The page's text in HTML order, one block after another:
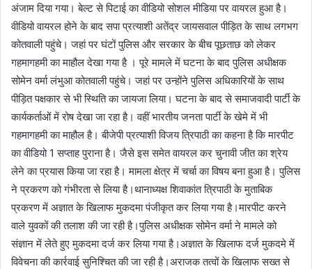
अंजाम दिया गया। बेल्ट से पिटाई का वीडियो सोशल मीडिया पर वायरल हुआ है।
वीडियो वायरल होने के बाद सपा प्रत्याशी अतेंद्र जायसवाल पीड़ित के साथ लगभग
कोतवाली पहुंचे। जहां पर घंटों पुलिस और सरकार के बीच पूछताछ को लेकर
गहमागहमी का माहौल देखा गया है । पूरे मामले में घटना के बाद पुलिस अधीक्षक
सोमेन वर्मा लंभुआ कोतवाली पहुंचे। जहां पर उन्होंने पुलिस अधिकारियों के साथ
पीड़ित पक्षकार से भी स्थिति का जायजा लिया। घटना के बाद से समाजवादी पार्टी के
कार्यकर्ताओं में रोष देखा जा रहा है। वहीं भारतीय जनता पार्टी के खेमे में भी
गहमागहमी का माहौल है। बीजेपी प्रत्याशी विजय त्रिपाठी का कहना है कि मारपीट
का वीडियो 1 सप्ताह पुराना है। जैसे इस समेत वायरल कर चुनावी जीत का श्रेय
लेने का प्रयास किया जा रहा है। मामला क्षेत्र में चर्चा का विषय बना हुआ है। पुलिस
ने प्रकरण को गंभीरता से लिया है।थानाध्यक्ष शिवाकांत त्रिपाठी के मुताबिक
प्रकरण में अज्ञात के खिलाफ मुकदमा पंजीकृत कर लिया गया है।मारपीट करने
वाले युवकों की तलाश की जा रही है।पुलिस अधीक्षक सोमेन वर्मा ने मामले को
संज्ञान में लेते हुए मुकदमा दर्ज कर लिया गया है।अज्ञात के खिलाफ दर्ज मुकदमे में
विवेचना की कार्रवाई सुनिश्चित की जा रही है।अराजक तत्वों के खिलाफ सख्त से